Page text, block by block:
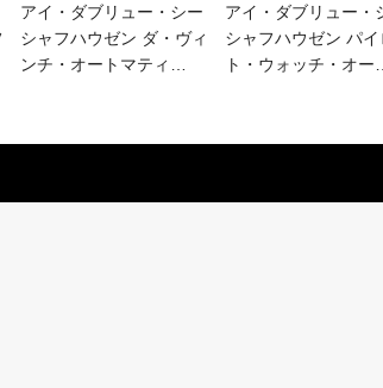
アイ・ダブリュー・シー
シャフハウゼン ダ・ヴィ
ンチ・オートマティ
アイ・ダブリュー・
シャフハウゼン パイ
ト・ウォッチ・オー